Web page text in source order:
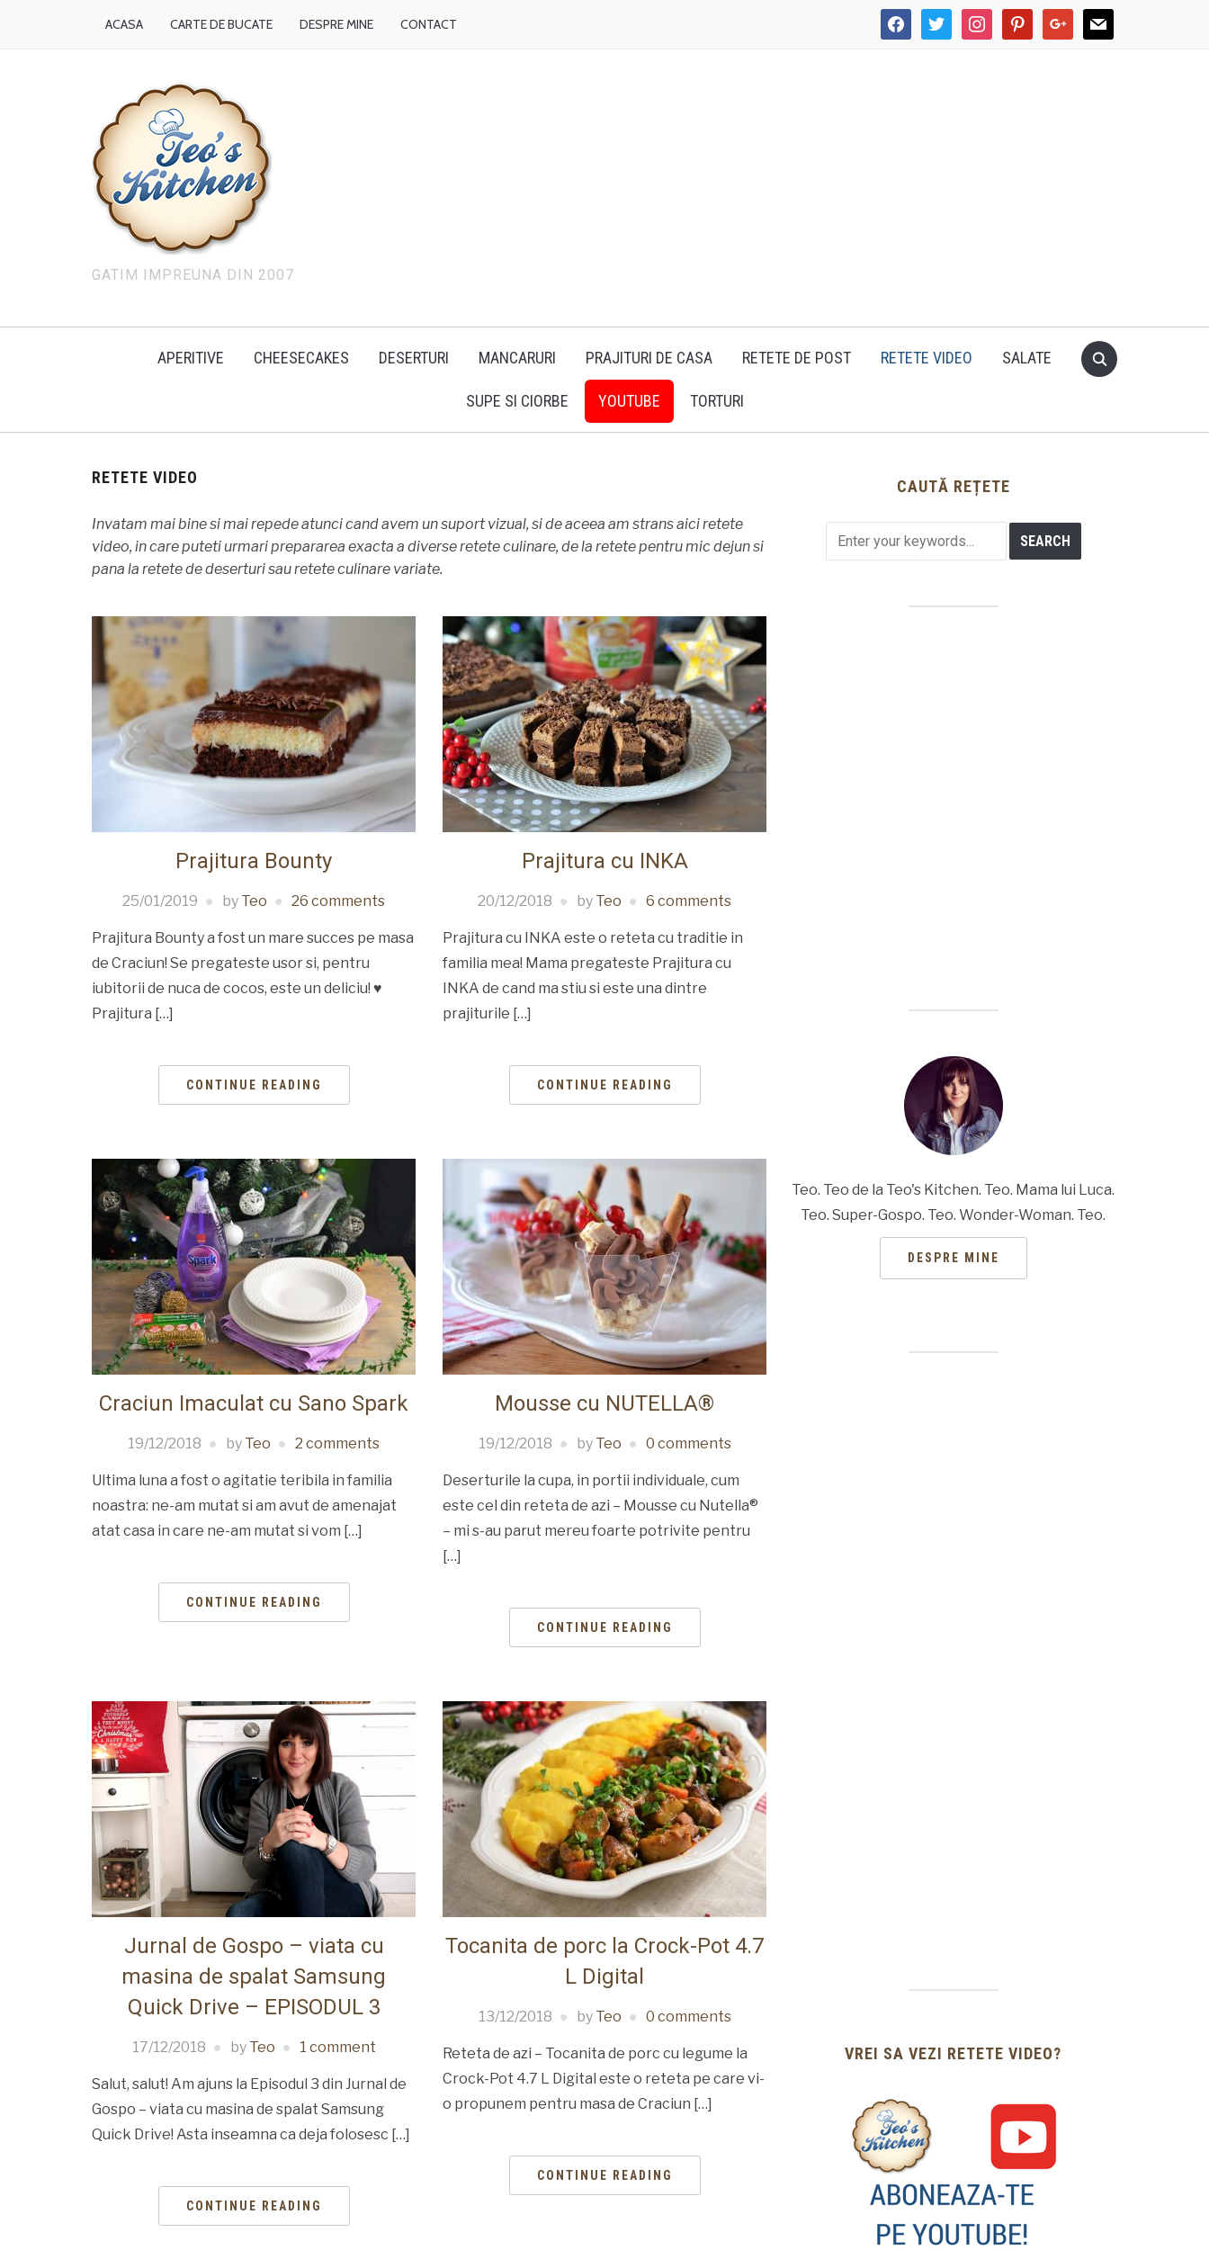
facebooktwitter instagrampinterestgoogle mail
ACASA CARTE DE BUCATE DESPRE MINE CONTACT
GATIM IMPREUNA DIN 2007
APERITIVE CHEESECAKES DESERTURI MANCARURI PRAJITURI DE CASA RETETE DE POST RETETE VIDEO SALATE
SUPE SI CIORBE YOUTUBE TORTURI
RETETE VIDEO
Invatam mai bine si mai repede atunci cand avem un suport vizual, si de aceea am strans aici retete
video, in care puteti urmari prepararea exacta a diverse retete culinare, de la retete pentru mic dejun si
pana la retete de deserturi sau retete culinare variate.
Prajitura Bounty
25/01/2019 by Teo 26 comments
Prajitura Bounty a fost un mare succes pe masa
de Craciun! Se pregateste usor si, pentru
iubitorii de nuca de cocos, este un deliciu! ♥
Prajitura […]
CONTINUE READING
Prajitura cu INKA
20/12/2018 by Teo 6 comments
Prajitura cu INKA este o reteta cu traditie in
familia mea! Mama pregateste Prajitura cu
INKA de cand ma stiu si este una dintre
prajiturile […]
CONTINUE READING
Craciun Imaculat cu Sano Spark
19/12/2018 by Teo 2 comments
Ultima luna a fost o agitatie teribila in familia
noastra: ne-am mutat si am avut de amenajat
atat casa in care ne-am mutat si vom […]
CONTINUE READING
Mousse cu NUTELLA®
19/12/2018 by Teo 0 comments
Deserturile la cupa, in portii individuale, cum
este cel din reteta de azi – Mousse cu Nutella®
– mi s-au parut mereu foarte potrivite pentru
[…]
CONTINUE READING
Jurnal de Gospo – viata cu
masina de spalat Samsung
Quick Drive – EPISODUL 3
17/12/2018 by Teo 1 comment
Salut, salut! Am ajuns la Episodul 3 din Jurnal de
Gospo – viata cu masina de spalat Samsung
Quick Drive! Asta inseamna ca deja folosesc […]
CONTINUE READING
Tocanita de porc la Crock-Pot 4.7
L Digital
13/12/2018 by Teo 0 comments
Reteta de azi – Tocanita de porc cu legume la
Crock-Pot 4.7 L Digital este o reteta pe care vi-
o propunem pentru masa de Craciun […]
CONTINUE READING
CAUTĂ REȚETE
Teo. Teo de la Teo's Kitchen. Teo. Mama lui Luca.
Teo. Super-Gospo. Teo. Wonder-Woman. Teo.
DESPRE MINE
VREI SA VEZI RETETE VIDEO?